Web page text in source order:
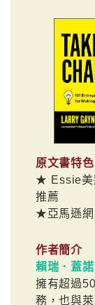
原文書特色
★ Essie美
推薦
★亞馬遜網
作者簡介
賴瑞．蓋
擁有超過
務，也與